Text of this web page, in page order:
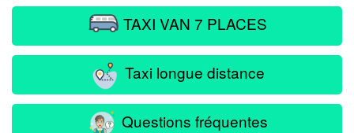
TAXI VAN 7 PLACES
Taxi longue distance
Questions fréquentes